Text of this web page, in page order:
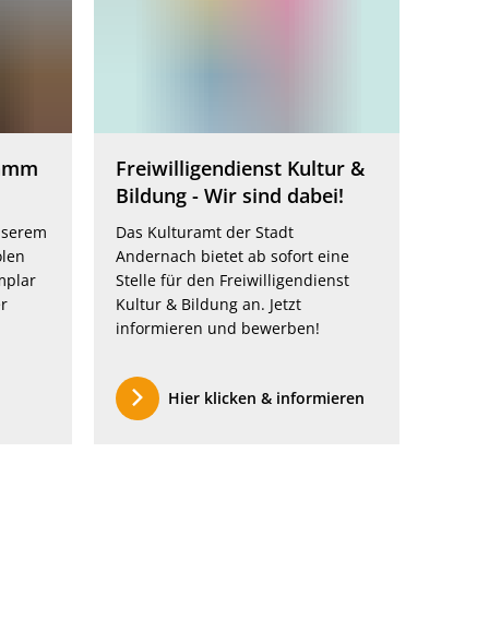
Freiwilligendienst Kultur &
Bildung - Wir sind dabei!
Das Kulturamt der Stadt
Andernach bietet ab sofort eine
Stelle für den Freiwilligendienst
Kultur & Bildung an. Jetzt
informieren und bewerben!
Hier klicken & informieren